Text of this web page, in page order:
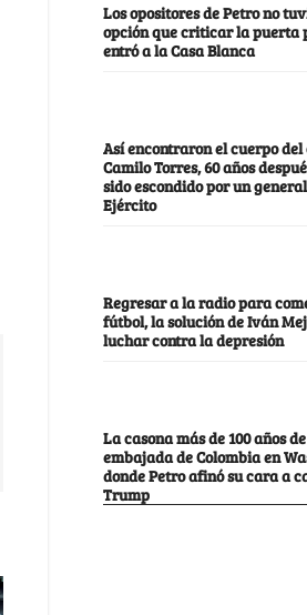
Los opositores de Petro no
opción que criticar la puerta
entró a la Casa Blanca
Así encontraron el cuerpo
Camilo Torres, 60 años
sido escondido por un
Ejército
Regresar a la radio para
fútbol, la solución de Iván
luchar contra la depresión
La casona más de 100 años
embajada de Colombia en
donde Petro afinó su cara a
Trump